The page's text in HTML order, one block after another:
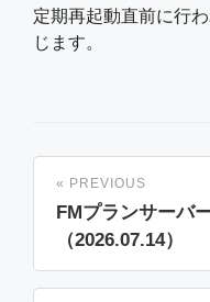
定期再起動直前に行
じます。
« PREVIOUS
FMプランサーバ
（2026.07.14）